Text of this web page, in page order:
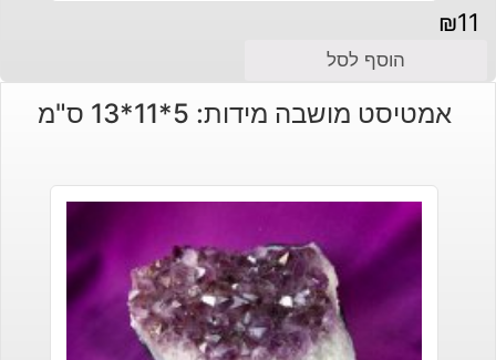
₪11
הוסף לסל
אמטיסט מושבה מידות: 5*11*13 ס"מ